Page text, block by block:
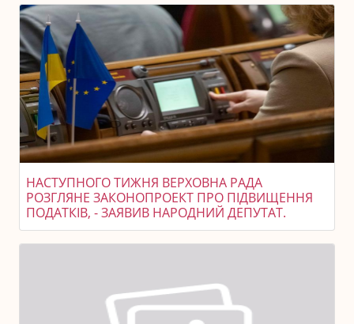
НАСТУПНОГО ТИЖНЯ ВЕРХОВНА РАДА
РОЗГЛЯНЕ ЗАКОНОПРОЕКТ ПРО ПІДВИЩЕННЯ
ПОДАТКІВ, - ЗАЯВИВ НАРОДНИЙ ДЕПУТАТ.